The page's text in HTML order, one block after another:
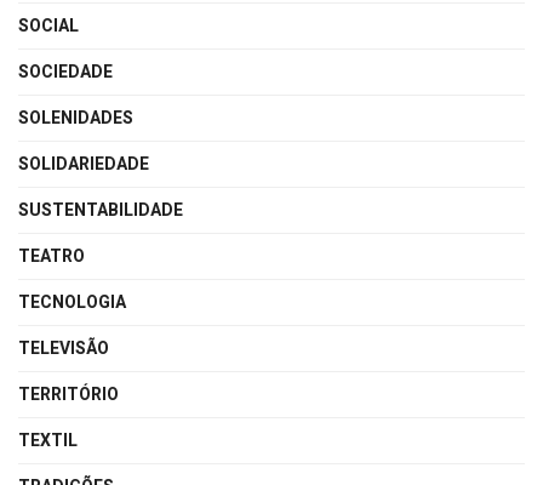
SOCIAL
SOCIEDADE
SOLENIDADES
SOLIDARIEDADE
SUSTENTABILIDADE
TEATRO
TECNOLOGIA
TELEVISÃO
TERRITÓRIO
TEXTIL